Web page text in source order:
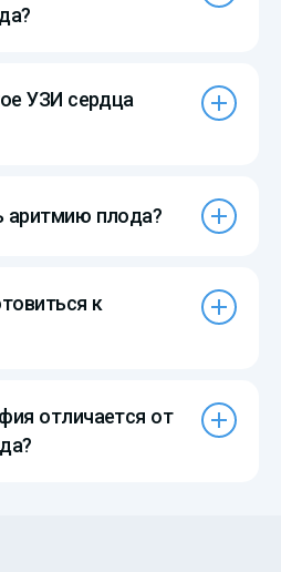
УЗИ сердца
аритмию плода?
к
отличается от